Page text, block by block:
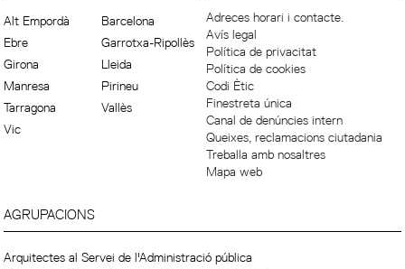
Alt Empordà
Barcelona
Ebre
Garrotxa-Ripollès
Girona
Lleida
Manresa
Pirineu
Tarragona
Vallès
Vic
Adreces horari i contacte.
Avís legal
Política de privacitat
Política de cookies
Codi Ètic
Finestreta única
Canal de denúncies intern
Queixes, reclamacions ciutadania
Treballa amb nosaltres
Mapa web
AGRUPACIONS
Arquitectes al Servei de l'Administració pública